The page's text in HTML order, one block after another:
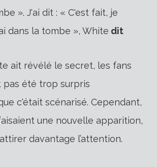
». J'ai dit : « C'est fait, je
dans la tombe », White dit
ait révélé le secret, les fans
pas été trop surpris
c'était scénarisé. Cependant,
une nouvelle apparition,
davantage l’attention.